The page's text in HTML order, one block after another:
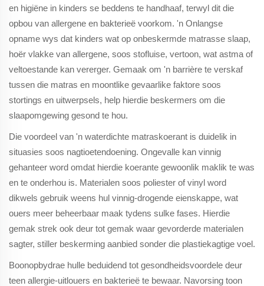
en higiëne in kinders se beddens te handhaaf, terwyl dit die
opbou van allergene en bakterieë voorkom. 'n Onlangse
opname wys dat kinders wat op onbeskermde matrasse slaap,
hoër vlakke van allergene, soos stofluise, vertoon, wat astma of
veltoestande kan vererger. Gemaak om 'n barrière te verskaf
tussen die matras en moontlike gevaarlike faktore soos
stortings en uitwerpsels, help hierdie beskermers om die
slaapomgewing gesond te hou.
Die voordeel van 'n waterdichte matraskoerant is duidelik in
situasies soos nagtioetendoening. Ongevalle kan vinnig
gehanteer word omdat hierdie koerante gewoonlik maklik te was
en te onderhou is. Materialen soos poliester of vinyl word
dikwels gebruik weens hul vinnig-drogende eienskappe, wat
ouers meer beheerbaar maak tydens sulke fases. Hierdie
gemak strek ook deur tot gemak waar gevorderde materialen
sagter, stiller beskerming aanbied sonder die plastiekagtige voel.
Boonopbydrae hulle beduidend tot gesondheidsvoordele deur
teen allergie-uitlouers en bakterieë te bewaar. Navorsing toon